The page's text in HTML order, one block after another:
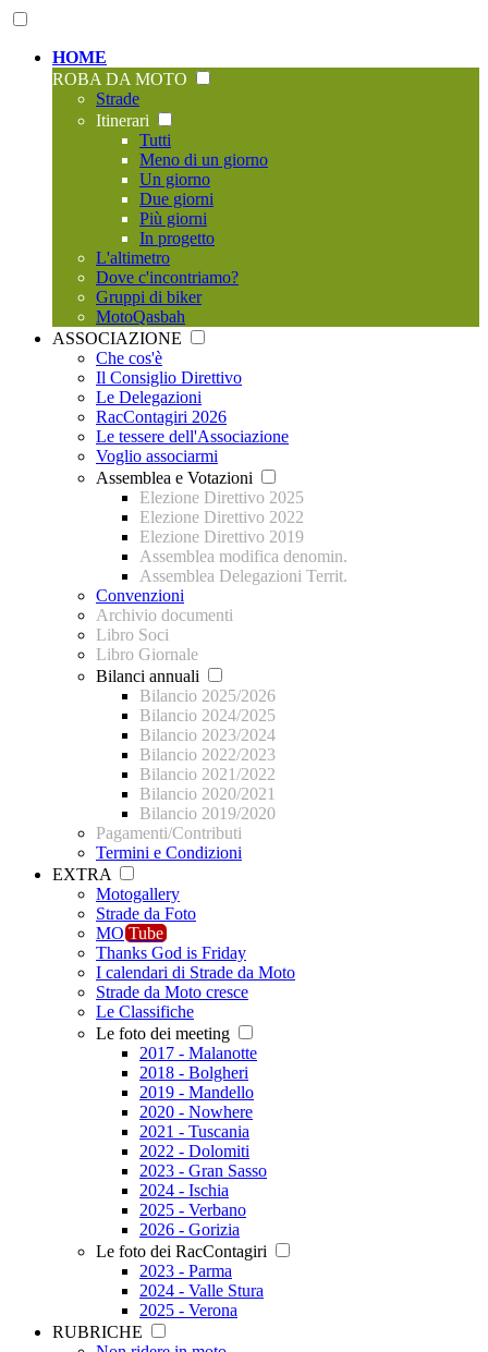
HOME
ROBA DA MOTO
Strade
Itinerari
Tutti
Meno di un giorno
Un giorno
Due giorni
Più giorni
In progetto
L'altimetro
Dove c'incontriamo?
Gruppi di biker
MotoQasbah
ASSOCIAZIONE
Che cos'è
Il Consiglio Direttivo
Le Delegazioni
RacContagiri 2026
Le tessere dell'Associazione
Voglio associarmi
Assemblea e Votazioni
Elezione Direttivo 2025
Elezione Direttivo 2022
Elezione Direttivo 2019
Assemblea modifica denomin.
Assemblea Delegazioni Territ.
Convenzioni
Archivio documenti
Libro Soci
Libro Giornale
Bilanci annuali
Bilancio 2025/2026
Bilancio 2024/2025
Bilancio 2023/2024
Bilancio 2022/2023
Bilancio 2021/2022
Bilancio 2020/2021
Bilancio 2019/2020
Pagamenti/Contributi
Termini e Condizioni
EXTRA
Motogallery
Strade da Foto
MO Tube
Thanks God is Friday
I calendari di Strade da Moto
Strade da Moto cresce
Le Classifiche
Le foto dei meeting
2017 - Malanotte
2018 - Bolgheri
2019 - Mandello
2020 - Nowhere
2021 - Tuscania
2022 - Dolomiti
2023 - Gran Sasso
2024 - Ischia
2025 - Verbano
2026 - Gorizia
Le foto dei RacContagiri
2023 - Parma
2024 - Valle Stura
2025 - Verona
RUBRICHE